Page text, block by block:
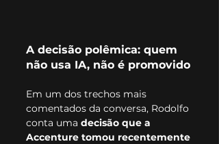
A decisão polêmica: quem
não usa IA, não é promovido
Em um dos trechos mais
comentados da conversa, Rodolfo
conta uma decisão que a
Accenture tomou recentemente